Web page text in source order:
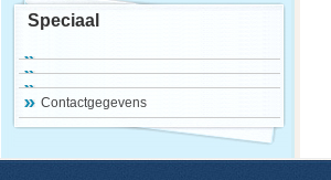
Speciaal
Contactgegevens